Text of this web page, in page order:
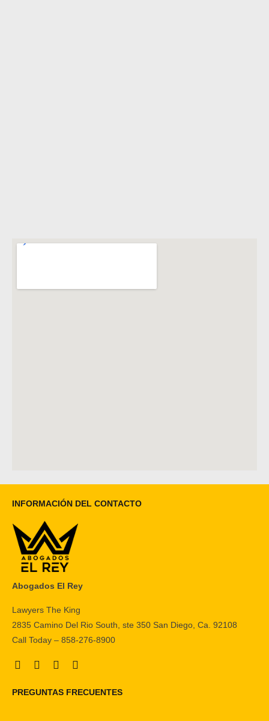
INFORMACIÓN DEL CONTACTO
Abogados El Rey
Lawyers The King
2835 Camino Del Rio South, ste 350 San Diego, Ca. 92108
Call Today – 858-276-8900
PREGUNTAS FRECUENTES